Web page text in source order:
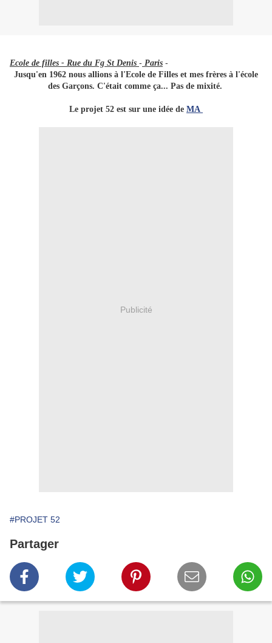
Ecole de filles - Rue du Fg St Denis - Paris -
Jusqu'en 1962 nous allions à l'Ecole de Filles et mes frères à l'école
des Garçons. C'était comme ça... Pas de mixité.
Le projet 52 est sur une idée de MA
Publicité
#PROJET 52
Partager